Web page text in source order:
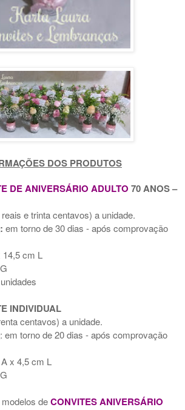
DOS PRODUTOS
DE ANIVERSÁRIO ADULTO 70 ANOS–
e trinta centavos) a unidade.
: em torno de 30 dias - após comprovação
14,5 cm L
INDIVIDUAL
centavos) a unidade.
: em torno de 20 dias - após comprovação
x 4,5 cm L
deCONVITES ANIVERSÁRIO